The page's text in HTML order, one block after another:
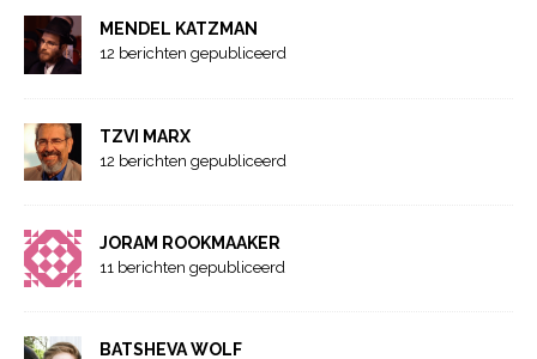
MENDEL KATZMAN
12 berichten gepubliceerd
TZVI MARX
12 berichten gepubliceerd
JORAM ROOKMAAKER
11 berichten gepubliceerd
BATSHEVA WOLF